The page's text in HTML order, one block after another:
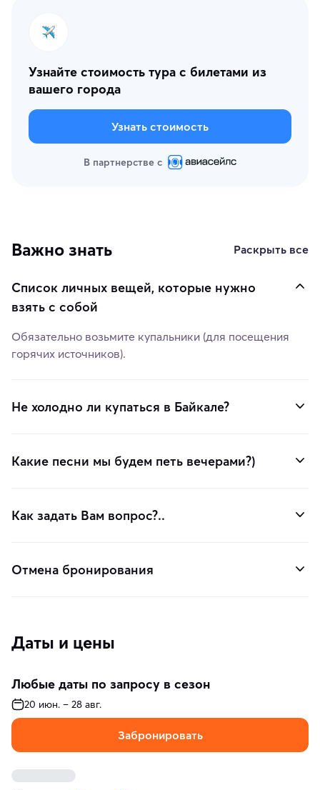
Узнайте стоимость тура с билетами из
вашего города
Узнать стоимость
В партнерстве с
Важно знать Раскрыть все
Список личных вещей, которые нужно
взять с собой
Обязательно возьмите купальники (для посещения
горячих источников).
Не холодно ли купаться в Байкале?
Какие песни мы будем петь вечерами?)
Как задать Вам вопрос?..
Отмена бронирования
Даты и цены
Любые даты по запросу в сезон
20 июн. – 28 авг.
Забронировать